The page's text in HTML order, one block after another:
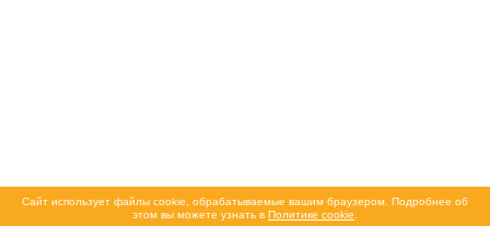
Сайт использует файлы cookie, обрабатываемые вашим браузером. Подробнее об
этом вы можете узнать в Политике cookie